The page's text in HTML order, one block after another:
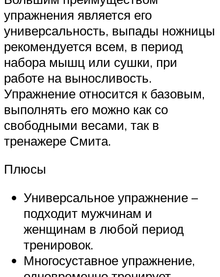
упражнения является его
универсальность, выпады ножницы
рекомендуется всем, в период
набора мышц или сушки, при
работе на выносливость.
Упражнение относится к базовым,
выполнять его можно как со
свободными весами, так в
тренажере Смита.
Плюсы
Универсальное упражнение –
подходит мужчинам и
женщинам в любой период
тренировок.
Многосуставное упражнение,